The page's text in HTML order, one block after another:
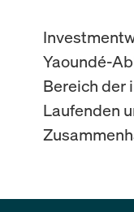
Yaoundé-
Bereich der
Laufenden